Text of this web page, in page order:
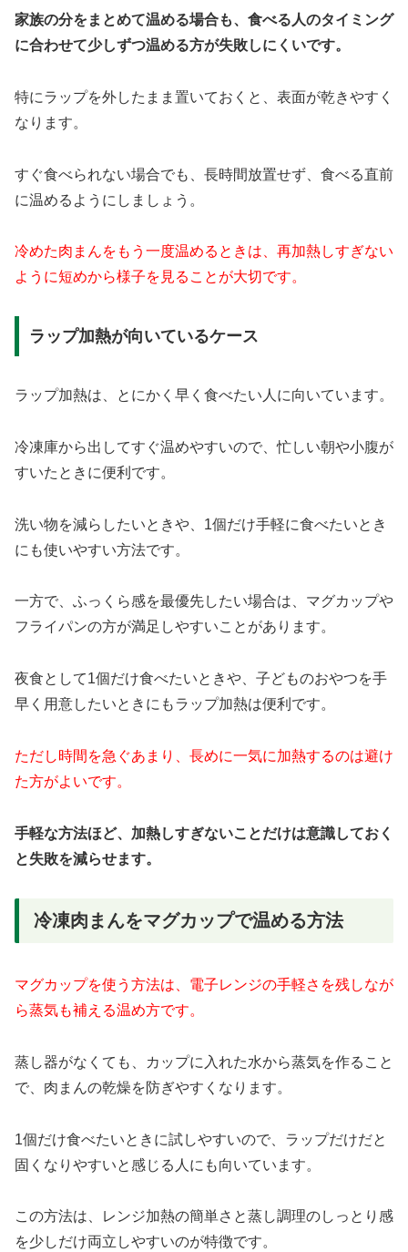
家族の分をまとめて温める場合も、食べる人のタイミング
に合わせて少しずつ温める方が失敗しにくいです。
特にラップを外したまま置いておくと、表面が乾きやすく
なります。
すぐ食べられない場合でも、長時間放置せず、食べる直前
に温めるようにしましょう。
冷めた肉まんをもう一度温めるときは、再加熱しすぎない
ように短めから様子を見ることが大切です。
ラップ加熱が向いているケース
ラップ加熱は、とにかく早く食べたい人に向いています。
冷凍庫から出してすぐ温めやすいので、忙しい朝や小腹が
すいたときに便利です。
洗い物を減らしたいときや、1個だけ手軽に食べたいとき
にも使いやすい方法です。
一方で、ふっくら感を最優先したい場合は、マグカップや
フライパンの方が満足しやすいことがあります。
夜食として1個だけ食べたいときや、子どものおやつを手
早く用意したいときにもラップ加熱は便利です。
ただし時間を急ぐあまり、長めに一気に加熱するのは避け
た方がよいです。
手軽な方法ほど、加熱しすぎないことだけは意識しておく
と失敗を減らせます。
冷凍肉まんをマグカップで温める方法
マグカップを使う方法は、電子レンジの手軽さを残しなが
ら蒸気も補える温め方です。
蒸し器がなくても、カップに入れた水から蒸気を作ること
で、肉まんの乾燥を防ぎやすくなります。
1個だけ食べたいときに試しやすいので、ラップだけだと
固くなりやすいと感じる人にも向いています。
この方法は、レンジ加熱の簡単さと蒸し調理のしっとり感
を少しだけ両立しやすいのが特徴です。